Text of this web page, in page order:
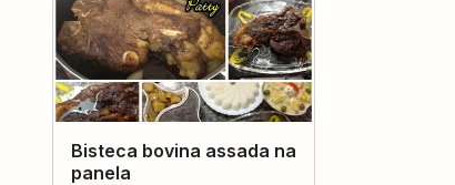
Bisteca bovina assada na
panela